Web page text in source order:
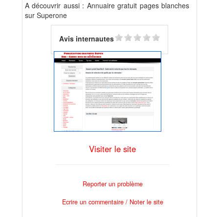
A découvrir aussi : Annuaire gratuit pages blanches
sur Superone
Avis internautes
Visiter le site
Reporter un problème
Ecrire un commentaire / Noter le site